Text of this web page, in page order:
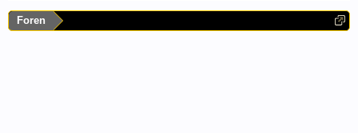
Foren